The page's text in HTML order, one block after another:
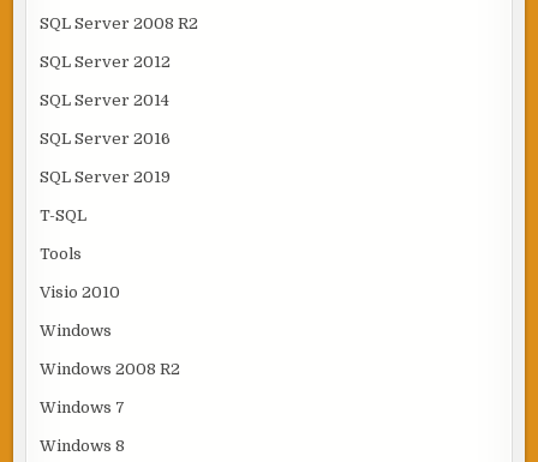
SQL Server 2008 R2
SQL Server 2012
SQL Server 2014
SQL Server 2016
SQL Server 2019
T-SQL
Tools
Visio 2010
Windows
Windows 2008 R2
Windows 7
Windows 8